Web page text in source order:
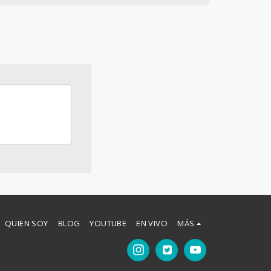
QUIEN SOY BLOG YOUTUBE EN VIVO MÁS